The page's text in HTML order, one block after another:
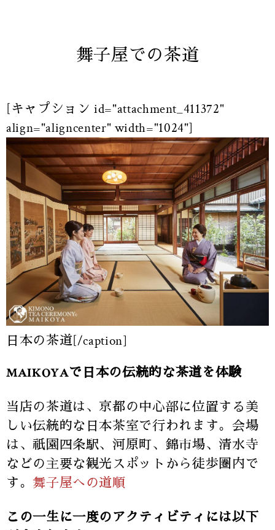
舞子屋での茶道
[キャプション id="attachment_411372"
align="aligncenter" width="1024"]
日本の茶道[/caption]
MAIKOYAで日本の伝統的な茶道を体験
当店の茶道は、京都の中心部に位置する美
しい伝統的な日本茶室で行われます。会場
は、祇園四条駅、河原町、錦市場、清水寺
などの主要な観光スポットから徒歩圏内で
す。 舞子屋への道順
この一生に一度のアクティビティには以下